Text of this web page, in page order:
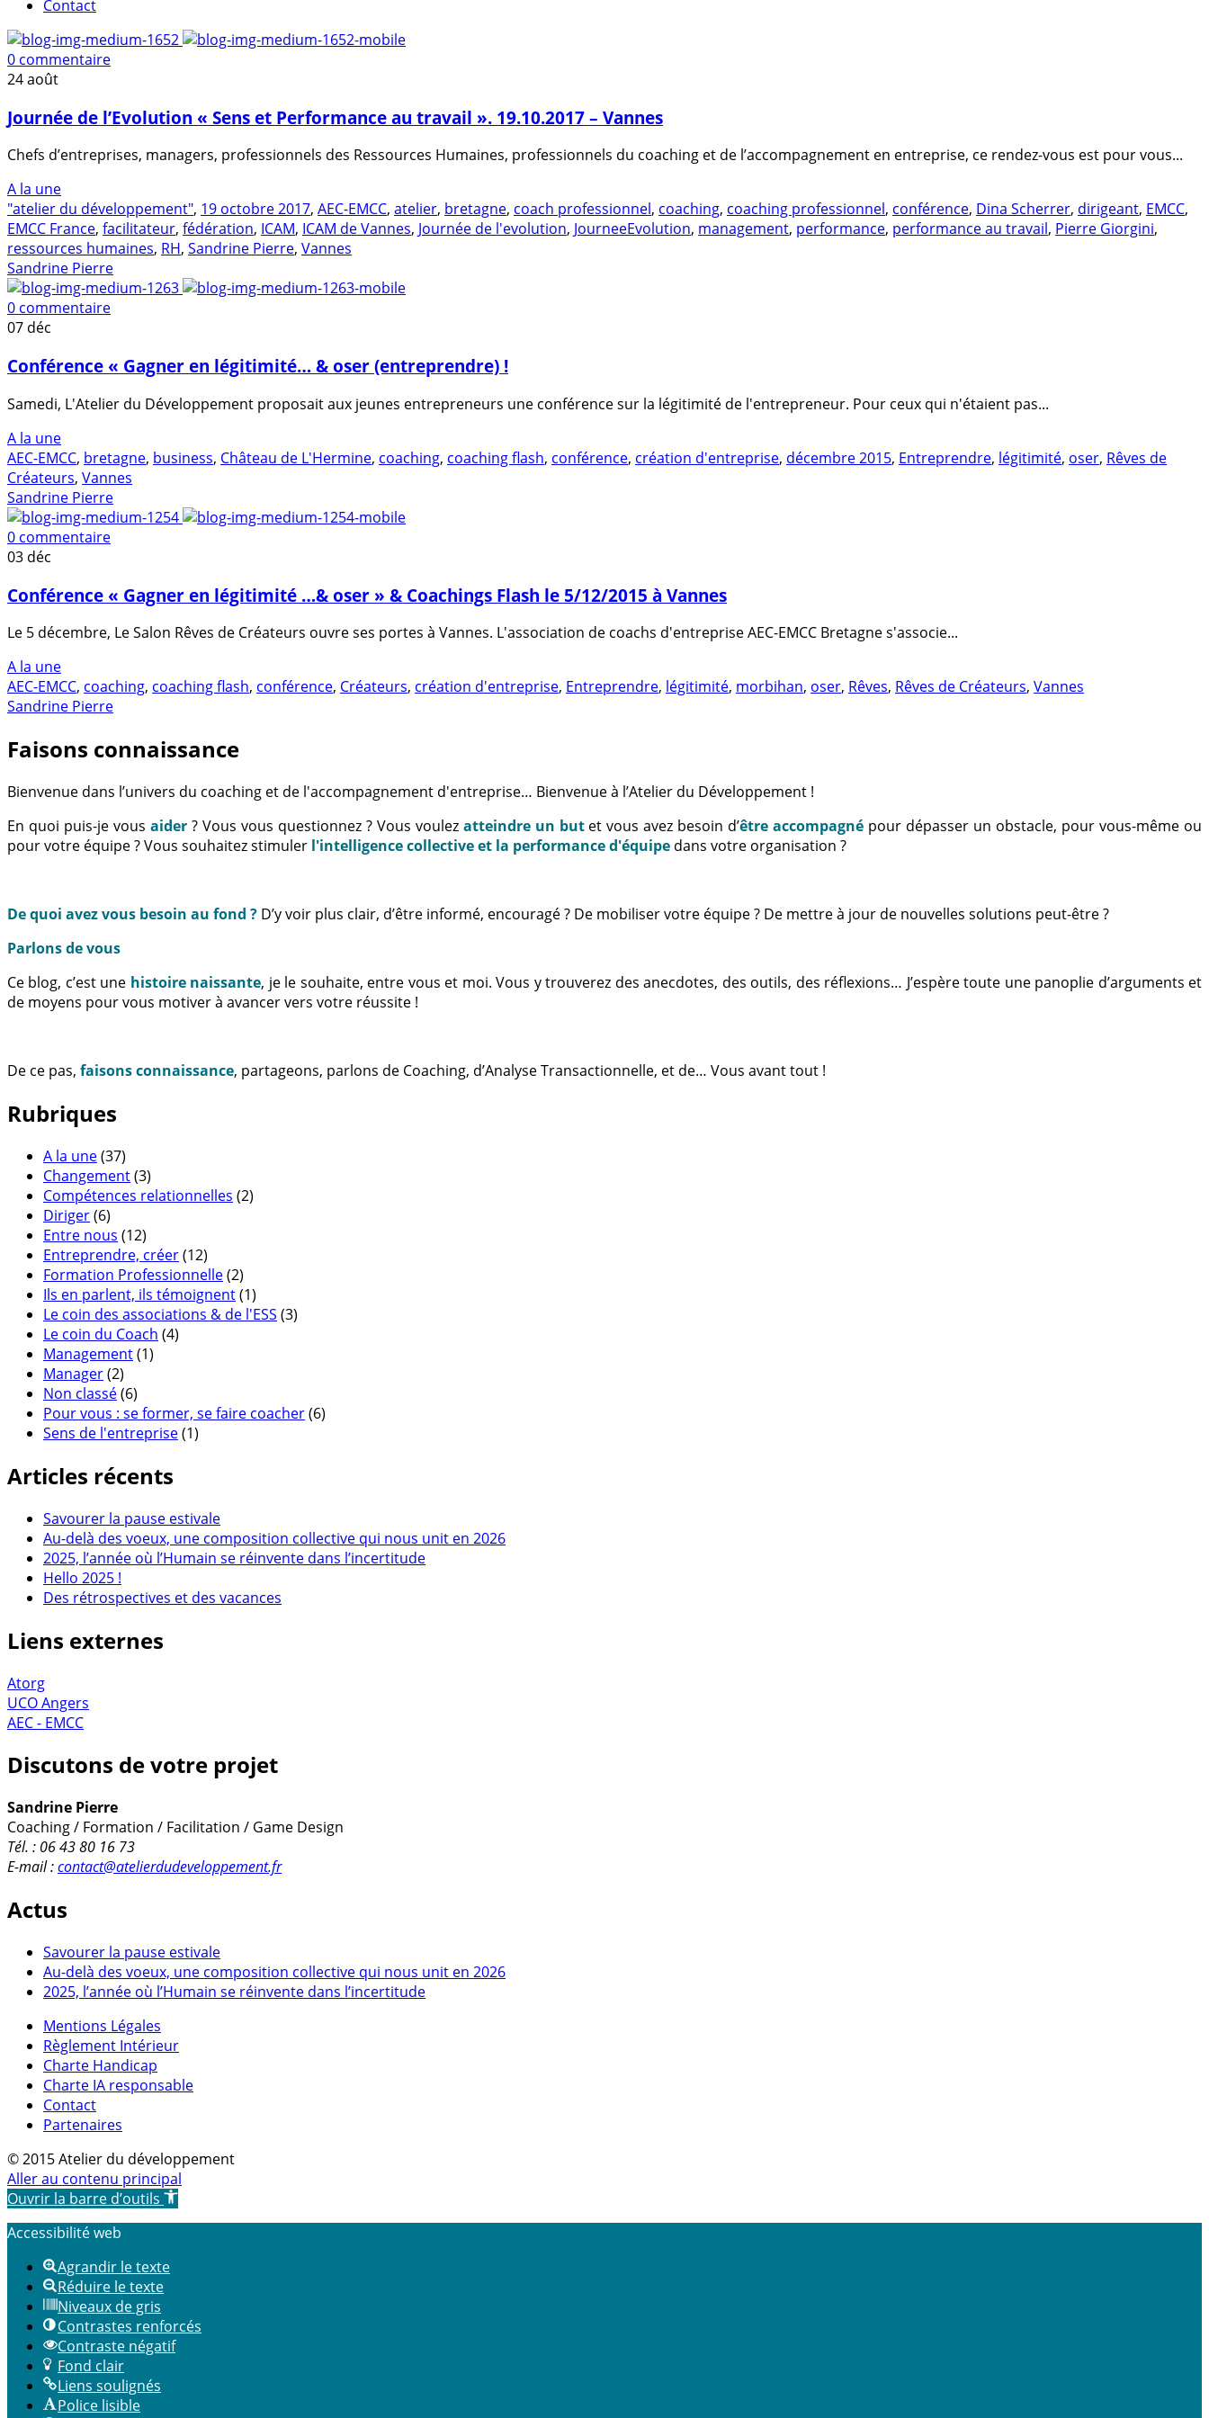
Contact
0 commentaire
24août
Journée de l’Evolution « Sens et Performance au travail ». 19.10.2017 – Vannes
Chefs d’entreprises, managers, professionnels des Ressources Humaines, professionnels du coaching et de l’accompagnement en entreprise, ce rendez-vous est pour vous...
A la une
"atelier du développement", 19 octobre 2017, AEC-EMCC, atelier, bretagne, coach professionnel, coaching, coaching professionnel, conférence, Dina Scherrer, dirigeant, EMCC,
EMCC France, facilitateur, fédération, ICAM, ICAM de Vannes, Journée de l'evolution, JourneeEvolution, management, performance, performance au travail, Pierre Giorgini,
ressources humaines, RH, Sandrine Pierre, Vannes
Sandrine Pierre
0 commentaire
07 déc
Conférence « Gagner en légitimité… & oser (entreprendre) !
Samedi, L'Atelier du Développement proposait aux jeunes entrepreneurs une conférence sur la légitimité de l'entrepreneur. Pour ceux qui n'étaient pas...
A la une
AEC-EMCC, bretagne, business, Château de L'Hermine, coaching, coaching flash, conférence, création d'entreprise, décembre 2015, Entreprendre, légitimité, oser, Rêves de
Créateurs, Vannes
Sandrine Pierre
0 commentaire
03 déc
Conférence « Gagner en légitimité …& oser » & Coachings Flash le 5/12/2015 à Vannes
Le 5 décembre, Le Salon Rêves de Créateurs ouvre ses portes à Vannes. L'association de coachs d'entreprise AEC-EMCC Bretagne s'associe...
A la une
AEC-EMCC, coaching, coaching flash, conférence, Créateurs, création d'entreprise, Entreprendre, légitimité, morbihan, oser, Rêves, Rêves de Créateurs, Vannes
Sandrine Pierre
Faisons connaissance
Bienvenue dans l’univers du coaching et de l'accompagnement d'entreprise… Bienvenue à l’Atelier du Développement !
En quoi puis-je vous aider? Vous vous questionnez ? Vous voulez atteindre un butet vous avez besoin d’être accompagné pour dépasser un obstacle, pour vous-même ou
pour votre équipe ? Vous souhaitez stimuler l'intelligence collective et la performance d'équipe dans votre organisation ?
De quoi avez vous besoin au fond ? D’y voir plus clair, d’être informé, encouragé ? De mobiliser votre équipe ? De mettre à jour de nouvelles solutions peut-être ?
Parlons de vous
Ce blog, c’est une histoire naissante, je le souhaite, entre vous et moi. Vous y trouverez des anecdotes, des outils, des réflexions… J’espère toute une panoplie d’arguments et
de moyens pour vous motiver à avancer vers votre réussite !
De ce pas, faisons connaissance, partageons, parlons de Coaching, d’Analyse Transactionnelle, et de… Vous avant tout !
Rubriques
A la une(37)
Changement(3)
Compétences relationnelles (2)
Diriger(6)
Entre nous (12)
Entreprendre, créer(12)
Formation Professionnelle(2)
Ils en parlent, ils témoignent(1)
Le coin des associations & de l'ESS (3)
Le coin du Coach (4)
Management(1)
Manager(2)
Non classé(6)
Pour vous : se former, se faire coacher(6)
Sens de l'entreprise(1)
Articles récents
Savourer la pause estivale
Au-delà des voeux, une composition collective qui nous unit en 2026
2025, l’année où l’Humain se réinvente dans l’incertitude
Hello 2025 !
Des rétrospectives et des vacances
Liens externes
Atorg
UCO Angers
AEC - EMCC
Discutons de votre projet
Sandrine Pierre
Coaching / Formation / Facilitation / Game Design
Tél. : 06 43 80 16 73
E-mail :contact@atelierdudeveloppement.fr
Actus
Savourer la pause estivale
Au-delà des voeux, une composition collective qui nous unit en 2026
2025, l’année où l’Humain se réinvente dans l’incertitude
Mentions Légales
Règlement Intérieur
Charte Handicap
Charte IA responsable
Contact
Partenaires
© 2015 Atelier du développement
Aller au contenu principal
Ouvrir la barre d’outils
Accessibilité web
Agrandir le texte
Réduire le texte
Niveaux de gris
Contrastes renforcés
Contraste négatif
Fond clair
Liens soulignés
Police lisible